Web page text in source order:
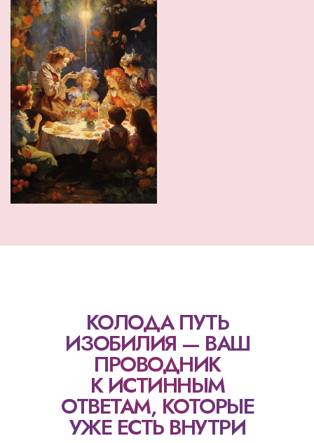
КОЛОДА ПУТЬ
ИЗОБИЛИЯ — ВАШ
ПРОВОДНИК
К ИСТИННЫМ
ОТВЕТАМ, КОТОРЫЕ
УЖЕ ЕСТЬ ВНУТРИ